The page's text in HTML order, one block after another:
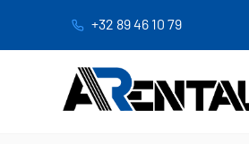
+32 89 46 10 79